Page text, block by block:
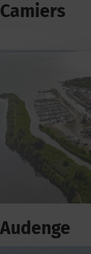
Camiers
Audenge